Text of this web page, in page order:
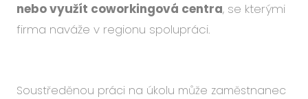
nebo využít coworkingová centra, se kterými
firma naváže v regionu spolupráci.
Soustředěnou práci na úkolu může zaměstnanec